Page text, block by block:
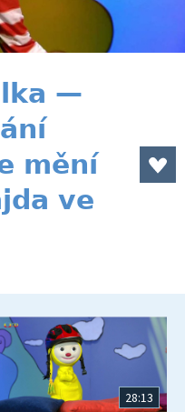
—
mění
ve
28:13